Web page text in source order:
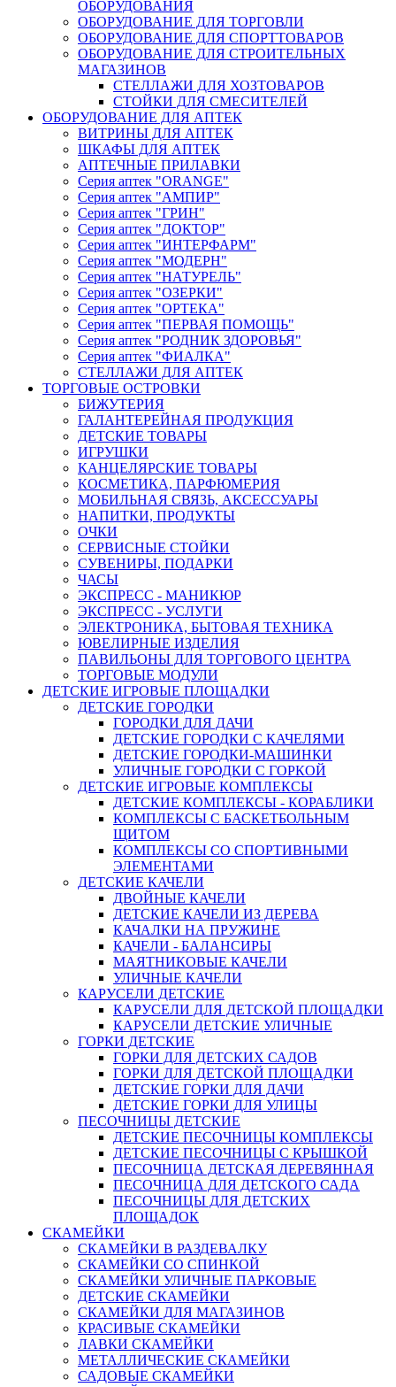
ОБОРУДОВАНИЯ
ОБОРУДОВАНИЕ ДЛЯ ТОРГОВЛИ
ОБОРУДОВАНИЕ ДЛЯ СПОРТТОВАРОВ
ОБОРУДОВАНИЕ ДЛЯ СТРОИТЕЛЬНЫХ
МАГАЗИНОВ
СТЕЛЛАЖИ ДЛЯ ХОЗТОВАРОВ
СТОЙКИ ДЛЯ СМЕСИТЕЛЕЙ
ОБОРУДОВАНИЕ ДЛЯ АПТЕК
ВИТРИНЫ ДЛЯ АПТЕК
ШКАФЫ ДЛЯ АПТЕК
АПТЕЧНЫЕ ПРИЛАВКИ
Серия аптек "ORANGE"
Серия аптек "АМПИР"
Серия аптек "ГРИН"
Серия аптек "ДОКТОР"
Серия аптек "ИНТЕРФАРМ"
Серия аптек "МОДЕРН"
Серия аптек "НАТУРЕЛЬ"
Серия аптек "ОЗЕРКИ"
Серия аптек "ОРТЕКА"
Серия аптек "ПЕРВАЯ ПОМОЩЬ"
Серия аптек "РОДНИК ЗДОРОВЬЯ"
Серия аптек "ФИАЛКА"
СТЕЛЛАЖИ ДЛЯ АПТЕК
ТОРГОВЫЕ ОСТРОВКИ
БИЖУТЕРИЯ
ГАЛАНТЕРЕЙНАЯ ПРОДУКЦИЯ
ДЕТСКИЕ ТОВАРЫ
ИГРУШКИ
КАНЦЕЛЯРСКИЕ ТОВАРЫ
КОСМЕТИКА, ПАРФЮМЕРИЯ
МОБИЛЬНАЯ СВЯЗЬ, АКСЕССУАРЫ
НАПИТКИ, ПРОДУКТЫ
ОЧКИ
СЕРВИСНЫЕ СТОЙКИ
СУВЕНИРЫ, ПОДАРКИ
ЧАСЫ
ЭКСПРЕСС - МАНИКЮР
ЭКСПРЕСС - УСЛУГИ
ЭЛЕКТРОНИКА, БЫТОВАЯ ТЕХНИКА
ЮВЕЛИРНЫЕ ИЗДЕЛИЯ
ПАВИЛЬОНЫ ДЛЯ ТОРГОВОГО ЦЕНТРА
ТОРГОВЫЕ МОДУЛИ
ДЕТСКИЕ ИГРОВЫЕ ПЛОЩАДКИ
ДЕТСКИЕ ГОРОДКИ
ГОРОДКИ ДЛЯ ДАЧИ
ДЕТСКИЕ ГОРОДКИ С КАЧЕЛЯМИ
ДЕТСКИЕ ГОРОДКИ-МАШИНКИ
УЛИЧНЫЕ ГОРОДКИ С ГОРКОЙ
ДЕТСКИЕ ИГРОВЫЕ КОМПЛЕКСЫ
ДЕТСКИЕ КОМПЛЕКСЫ - КОРАБЛИКИ
КОМПЛЕКСЫ С БАСКЕТБОЛЬНЫМ
ЩИТОМ
КОМПЛЕКСЫ СО СПОРТИВНЫМИ
ЭЛЕМЕНТАМИ
ДЕТСКИЕ КАЧЕЛИ
ДВОЙНЫЕ КАЧЕЛИ
ДЕТСКИЕ КАЧЕЛИ ИЗ ДЕРЕВА
КАЧАЛКИ НА ПРУЖИНЕ
КАЧЕЛИ - БАЛАНСИРЫ
МАЯТНИКОВЫЕ КАЧЕЛИ
УЛИЧНЫЕ КАЧЕЛИ
КАРУСЕЛИ ДЕТСКИЕ
КАРУСЕЛИ ДЛЯ ДЕТСКОЙ ПЛОЩАДКИ
КАРУСЕЛИ ДЕТСКИЕ УЛИЧНЫЕ
ГОРКИ ДЕТСКИЕ
ГОРКИ ДЛЯ ДЕТСКИХ САДОВ
ГОРКИ ДЛЯ ДЕТСКОЙ ПЛОЩАДКИ
ДЕТСКИЕ ГОРКИ ДЛЯ ДАЧИ
ДЕТСКИЕ ГОРКИ ДЛЯ УЛИЦЫ
ПЕСОЧНИЦЫ ДЕТСКИЕ
ДЕТСКИЕ ПЕСОЧНИЦЫ КОМПЛЕКСЫ
ДЕТСКИЕ ПЕСОЧНИЦЫ С КРЫШКОЙ
ПЕСОЧНИЦА ДЕТСКАЯ ДЕРЕВЯННАЯ
ПЕСОЧНИЦА ДЛЯ ДЕТСКОГО САДА
ПЕСОЧНИЦЫ ДЛЯ ДЕТСКИХ
ПЛОЩАДОК
СКАМЕЙКИ
СКАМЕЙКИ В РАЗДЕВАЛКУ
СКАМЕЙКИ СО СПИНКОЙ
СКАМЕЙКИ УЛИЧНЫЕ ПАРКОВЫЕ
ДЕТСКИЕ СКАМЕЙКИ
СКАМЕЙКИ ДЛЯ МАГАЗИНОВ
КРАСИВЫЕ СКАМЕЙКИ
ЛАВКИ СКАМЕЙКИ
МЕТАЛЛИЧЕСКИЕ СКАМЕЙКИ
САДОВЫЕ СКАМЕЙКИ